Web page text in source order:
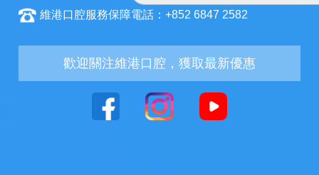
維港口腔服務保障電話：+852 6847 2582
歡迎關注維港口腔，獲取最新優惠